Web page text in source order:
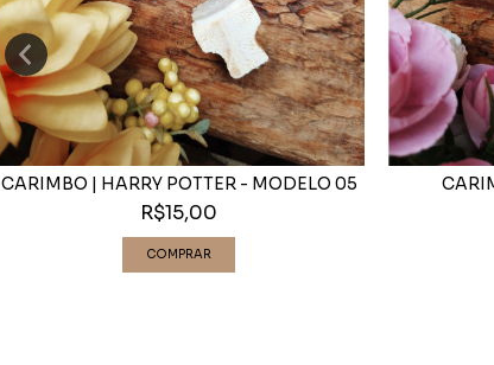
CARIMBO | HARRY POTTER - MODELO 05
R$15,00